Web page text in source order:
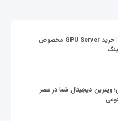
قیمت سرور گرافیکی | خرید GPU Server مخصوص
ویترین دیجیتال شما در عصر